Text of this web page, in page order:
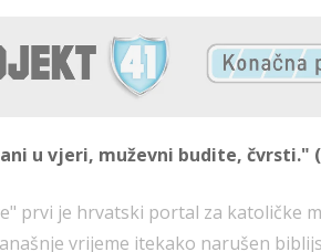
u vjeri, muževni budite, čvrsti."
prvi je hrvatski portal za katoličke
vrijeme itekako narušen